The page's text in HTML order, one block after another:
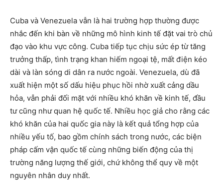
Cuba và Venezuela vẫn là hai trường hợp thường được
nhắc đến khi bàn về những mô hình kinh tế đặt vai trò chủ
đạo vào khu vực công. Cuba tiếp tục chịu sức ép từ tăng
trưởng thấp, tình trạng khan hiếm ngoại tệ, mất điện kéo
dài và làn sóng di dân ra nước ngoài. Venezuela, dù đã
xuất hiện một số dấu hiệu phục hồi nhờ xuất cảng dầu
hỏa, vẫn phải đối mặt với nhiều khó khăn về kinh tế, đầu
tư cũng như quan hệ quốc tế. Nhiều học giả cho rằng các
khó khăn của hai quốc gia này là kết quả tổng hợp của
nhiều yếu tố, bao gồm chính sách trong nước, các biện
pháp cấm vận quốc tế cùng những biến động của thị
trường năng lượng thế giới, chứ không thể quy về một
nguyên nhân duy nhất.